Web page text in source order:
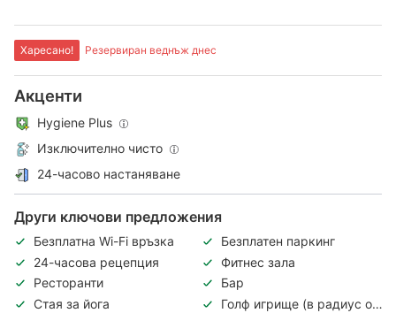
Харесано! Резервиран веднъж днес
Акценти
Hygiene Plus
Изключително чисто
24-часово настаняване
Други ключови предложения
Безплатна Wi-Fi връзка
Безплатен паркинг
24-часова рецепция
Фитнес зала
Ресторанти
Бар
Стая за йога
Голф игрище (в радиус от